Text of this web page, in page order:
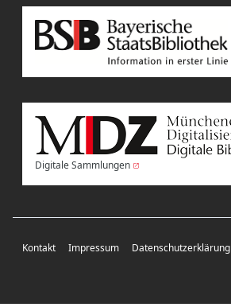
Digitale Sammlungen
Kontakt Impressum Datenschutzerklärung